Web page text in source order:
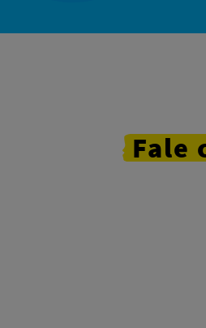
Fale